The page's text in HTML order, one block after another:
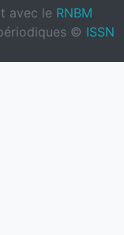
avec le RNBM
© ISSN